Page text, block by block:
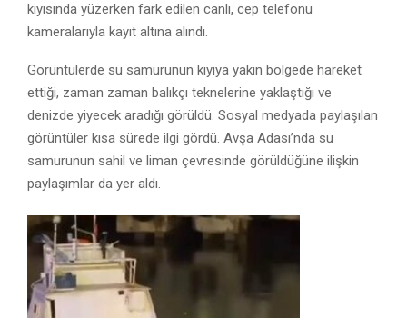
kıyısında yüzerken fark edilen canlı, cep telefonu
kameralarıyla kayıt altına alındı.
Görüntülerde su samurunun kıyıya yakın bölgede hareket
ettiği, zaman zaman balıkçı teknelerine yaklaştığı ve
denizde yiyecek aradığı görüldü. Sosyal medyada paylaşılan
görüntüler kısa sürede ilgi gördü. Avşa Adası’nda su
samurunun sahil ve liman çevresinde görüldüğüne ilişkin
paylaşımlar da yer aldı.